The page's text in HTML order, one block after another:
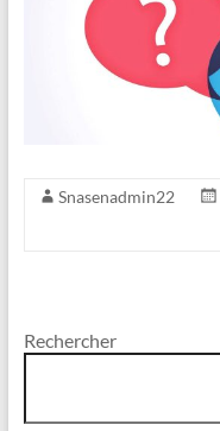
Snasenadmin22
Rechercher